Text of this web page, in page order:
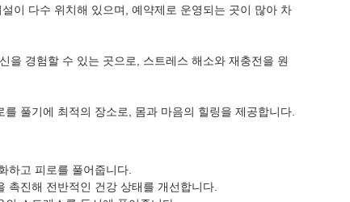
이 다수 위치해 있으며, 예약제로 운영되는 곳이 많아 차
을 경험할 수 있는 곳으로, 스트레스 해소와 재충전을 원
풀기에 최적의 장소로, 몸과 마음의 힐링을 제공합니다.
하고 피로를 풀어줍니다.
촉진해 전반적인 건강 상태를 개선합니다.